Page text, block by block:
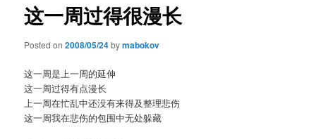
这一周过得很漫长
Posted on2008/05/24bymabokov
这一周是上一周的延伸
这一周过得有点漫长
上一周在忙乱中还没有来得及整理悲伤
这一周我在悲伤的包围中无处躲藏